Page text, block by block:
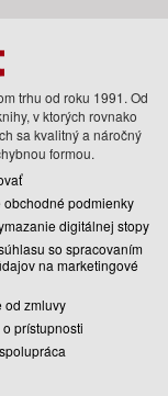
trhu od roku 1991. Od
v ktorých rovnako
sa kvalitný a náročný
formou.
obchodné podmienky
digitálnej stopy
so spracovaním
na marketingové
od zmluvy
prístupnosti